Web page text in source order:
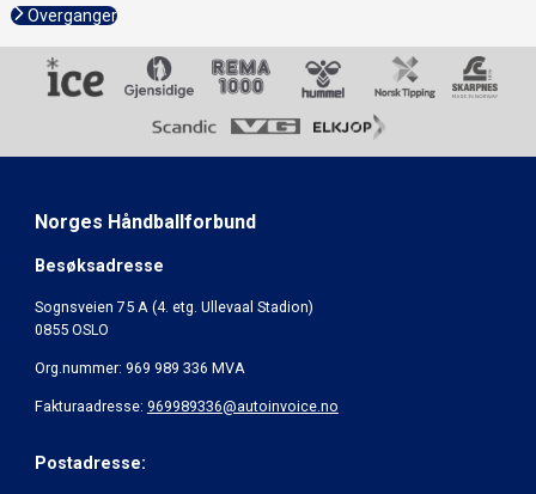
Overganger
Norges Håndballforbund
Besøksadresse
Sognsveien 75 A (4. etg. Ullevaal Stadion)
0855 OSLO
Org.nummer: 969 989 336 MVA
Fakturaadresse: 969989336@autoinvoice.no
Postadresse: